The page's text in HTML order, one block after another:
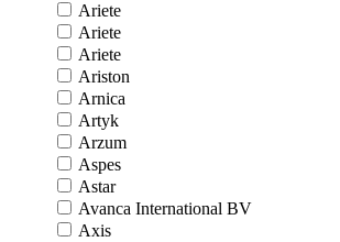
Ariete
Ariete
Ariete
Ariston
Arnica
Artyk
Arzum
Aspes
Astar
Avanca International BV
Axis